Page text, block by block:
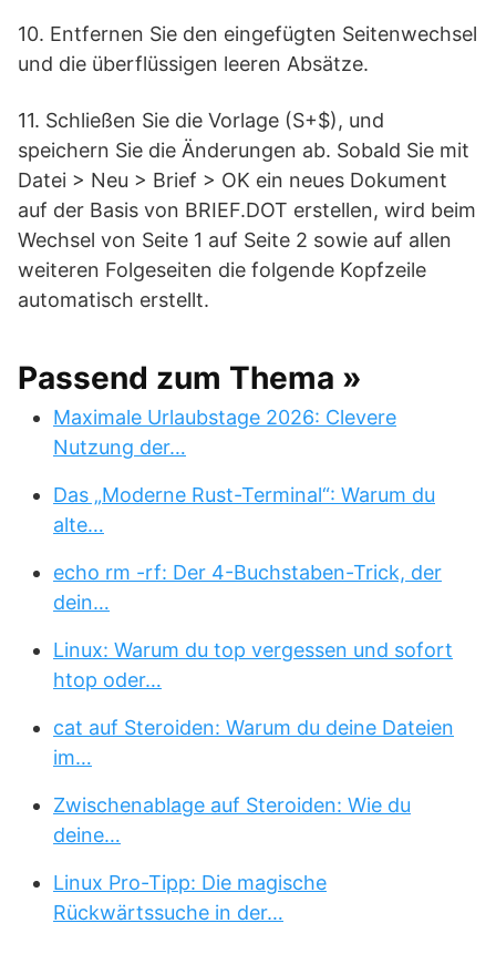
10. Entfernen Sie den eingefügten Seitenwechsel
und die überflüssigen leeren Absätze.
11. Schließen Sie die Vorlage (S+$), und
speichern Sie die Änderungen ab. Sobald Sie mit
Datei > Neu > Brief > OK ein neues Dokument
auf der Basis von BRIEF.DOT erstellen, wird beim
Wechsel von Seite 1 auf Seite 2 sowie auf allen
weiteren Folgeseiten die folgende Kopfzeile
automatisch erstellt.
Passend zum Thema »
Maximale Urlaubstage 2026: Clevere
Nutzung der…
Das „Moderne Rust-Terminal“: Warum du
alte…
echo rm -rf: Der 4-Buchstaben-Trick, der
dein…
Linux: Warum du top vergessen und sofort
htop oder…
cat auf Steroiden: Warum du deine Dateien
im…
Zwischenablage auf Steroiden: Wie du
deine…
Linux Pro-Tipp: Die magische
Rückwärtssuche in der…